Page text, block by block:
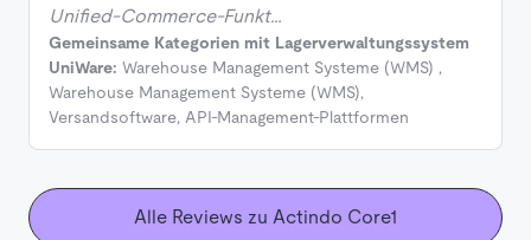
Unified-Commerce-Funkt…
Gemeinsame Kategorien mit Lagerverwaltungssystem
UniWare: Warehouse Management Systeme (WMS) ,
Warehouse Management Systeme (WMS),
Versandsoftware, API-Management-Plattformen
Alle Reviews zu Actindo Core1